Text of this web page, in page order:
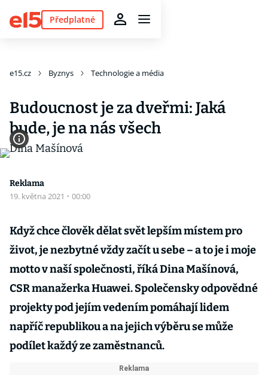
Předplatné
e15.cz Byznys Technologie a média
Budoucnost je za dveřmi: Jaká
bude, je na nás všech
Reklama
19. května 2021 · 00:00
Když chce člověk dělat svět lepším místem pro
život, je nezbytné vždy začít u sebe – a to je i moje
motto v naší společnosti, říká Dina Mašínová,
CSR manažerka Huawei. Společensky odpovědné
projekty pod jejím vedením pomáhají lidem
napříč republikou a na jejich výběru se může
podílet každý ze zaměstnanců.